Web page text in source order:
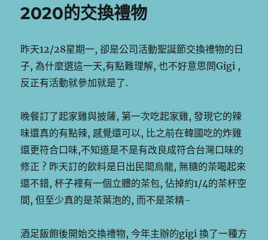
2020的交換禮物
昨天12/28星期一, 卻是公司活動聖誕節交換禮物的日
子, 為什麼選這一天,有點難理解, 也不好意思問Gigi ,
反正有活動就參加就是了.
晚餐訂了起家雞與披薩, 第一次吃起家雞, 發現它的辣
味還真的有點辣, 感覺還可以, 比之前在韓國吃的炸雞
還更符合口味,不知道是不是有改良成符合台灣口味的
修正 ? 昨天訂的飲料是日出民間烏龍, 無糖的茶喝起來
還不錯, 杯子裡有一個立體的茶包, 佔掉約1/4的茶杯空
間, 但至少真的是茶葉泡的, 而不是茶精~
酒足飯飽後開始交換禮物, 今年主辦的gigi 換了一種方